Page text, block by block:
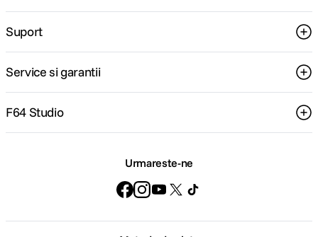
Suport
Service si garantii
F64 Studio
Urmareste-ne